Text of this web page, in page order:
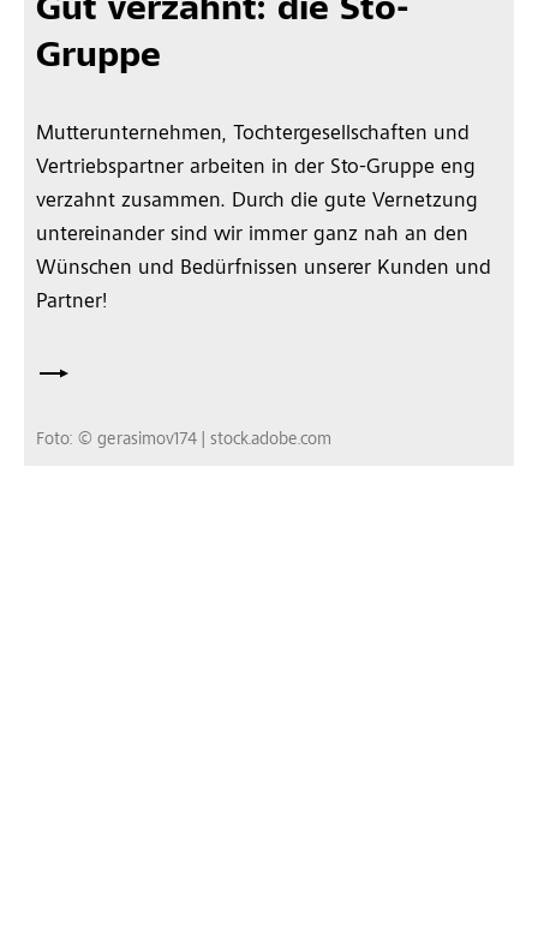
Gut verzahnt: die Sto-
Gruppe
Mutterunternehmen, Tochtergesellschaften und
Vertriebspartner arbeiten in der Sto-Gruppe eng
verzahnt zusammen. Durch die gute Vernetzung
untereinander sind wir immer ganz nah an den
Wünschen und Bedürfnissen unserer Kunden und
Partner!
Foto: © gerasimov174 | stock.adobe.com